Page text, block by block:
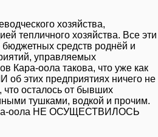
хозяйства,
тепличного хозяйства. Все эти
средств роднёй и
управляемых
Кара-оола такова, что уже как
этих предприятиях ничего не
что осталось от бывших
тушками, водкой и прочим.
оола НЕ ОСУЩЕСТВИЛОСЬ